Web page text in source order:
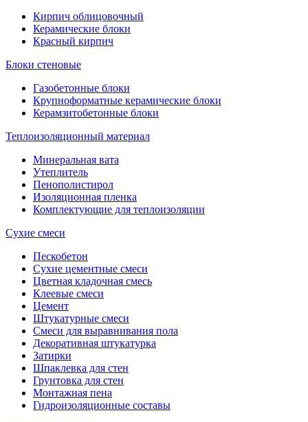
Кирпич облицовочный
Керамические блоки
Красный кирпич
Блоки стеновые
Газобетонные блоки
Крупноформатные керамические блоки
Керамзитобетонные блоки
Теплоизоляционный материал
Минеральная вата
Утеплитель
Пенополистирол
Изоляционная пленка
Комплектующие для теплоизоляции
Сухие смеси
Пескобетон
Сухие цементные смеси
Цветная кладочная смесь
Клеевые смеси
Цемент
Штукатурные смеси
Смеси для выравнивания пола
Декоративная штукатурка
Затирки
Шпаклевка для стен
Грунтовка для стен
Монтажная пена
Гидроизоляционные составы